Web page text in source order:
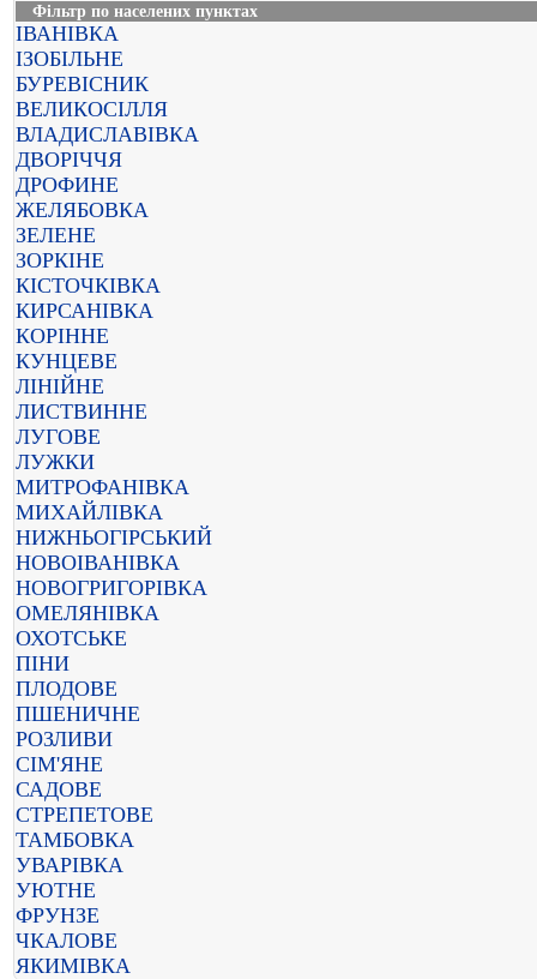
Фільтр по населених пунктах
ІВАНІВКА
ІЗОБІЛЬНЕ
БУРЕВІСНИК
ВЕЛИКОСІЛЛЯ
ВЛАДИСЛАВІВКА
ДВОРІЧЧЯ
ДРОФИНЕ
ЖЕЛЯБОВКА
ЗЕЛЕНЕ
ЗОРКІНЕ
КІСТОЧКІВКА
КИРСАНІВКА
КОРІННЕ
КУНЦЕВЕ
ЛІНІЙНЕ
ЛИСТВИННЕ
ЛУГОВЕ
ЛУЖКИ
МИТРОФАНІВКА
МИХАЙЛІВКА
НИЖНЬОГІРСЬКИЙ
НОВОІВАНІВКА
НОВОГРИГОРІВКА
ОМЕЛЯНІВКА
ОХОТСЬКЕ
ПІНИ
ПЛОДОВЕ
ПШЕНИЧНЕ
РОЗЛИВИ
СІМ'ЯНЕ
САДОВЕ
СТРЕПЕТОВЕ
ТАМБОВКА
УВАРІВКА
УЮТНЕ
ФРУНЗЕ
ЧКАЛОВЕ
ЯКИМІВКА